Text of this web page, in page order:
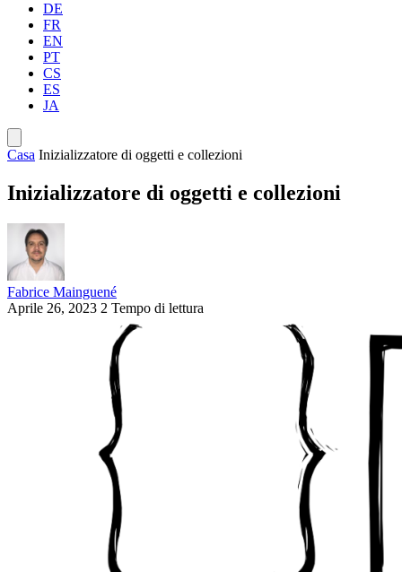
DE
FR
EN
PT
CS
ES
JA
Casa Inizializzatore di oggetti e collezioni
Inizializzatore di oggetti e collezioni
Fabrice Mainguené
Aprile 26, 2023 2 Tempo di lettura